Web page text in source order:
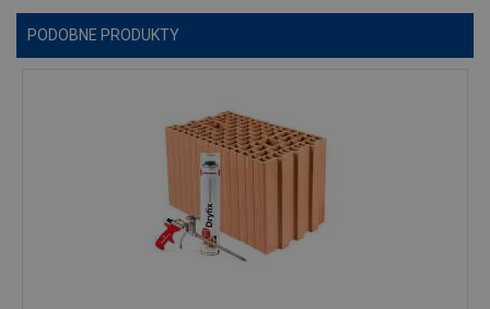
PODOBNE PRODUKTY